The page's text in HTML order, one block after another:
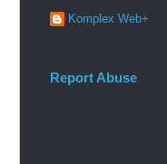
Komplex Web+
Report Abuse